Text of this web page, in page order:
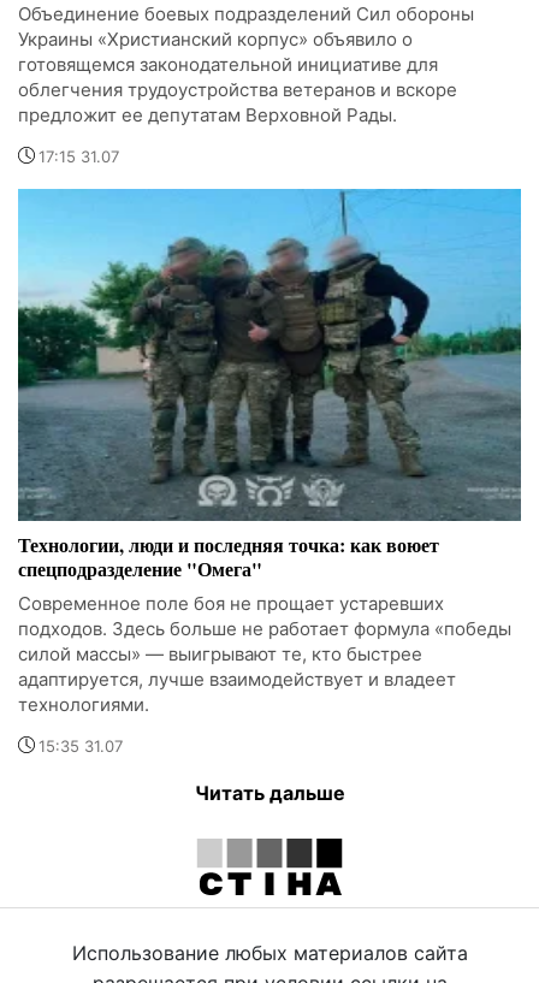
Объединение боевых подразделений Сил обороны
Украины «Христианский корпус» объявило о
готовящемся законодательной инициативе для
облегчения трудоустройства ветеранов и вскоре
предложит ее депутатам Верховной Рады.
17:15 31.07
Технологии, люди и последняя точка: как воюет
спецподразделение "Омега"
Современное поле боя не прощает устаревших
подходов. Здесь больше не работает формула «победы
силой массы» — выигрывают те, кто быстрее
адаптируется, лучше взаимодействует и владеет
технологиями.
15:35 31.07
Читать дальше
Использование любых материалов сайта